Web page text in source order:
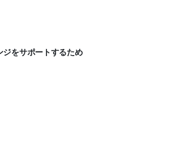
ジをサポートするため